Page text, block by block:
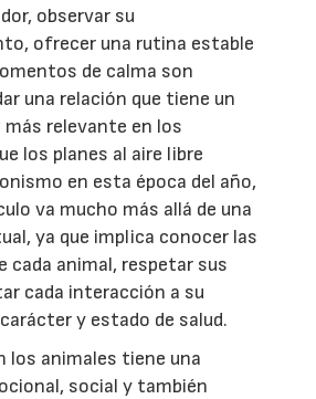
observar su
ofrecer una rutina estable
de calma son
una relación que tiene un
más relevante en los
los planes al aire libre
en esta época del año,
va mucho más allá de una
ya que implica conocer las
cada animal, respetar sus
cada interacción a su
y estado de salud.
los animales tiene una
social y también